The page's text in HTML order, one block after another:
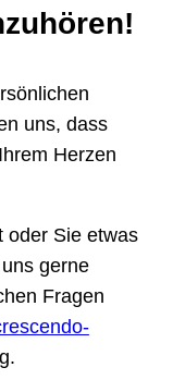
uns, dass
Herzen
oder Sie etwas
gerne
Fragen